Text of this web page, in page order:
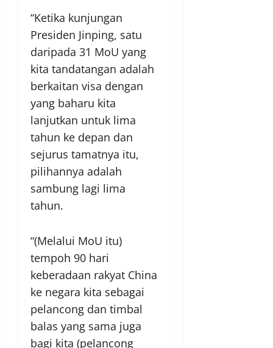
“Ketika kunjungan
Presiden Jinping, satu
daripada 31 MoU yang
kita tandatangan adalah
berkaitan visa dengan
yang baharu kita
lanjutkan untuk lima
tahun ke depan dan
sejurus tamatnya itu,
pilihannya adalah
sambung lagi lima
tahun.
“(Melalui MoU itu)
tempoh 90 hari
keberadaan rakyat China
ke negara kita sebagai
pelancong dan timbal
balas yang sama juga
bagi kita (pelancong